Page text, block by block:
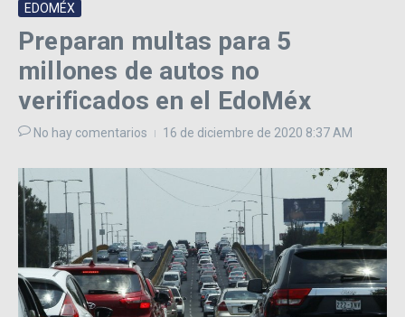
EDOMÉX
Preparan multas para 5
millones de autos no
verificados en el EdoMéx
No hay comentarios 16 de diciembre de 2020 8:37 AM